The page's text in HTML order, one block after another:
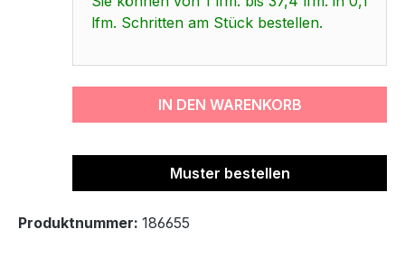
lfm. Schritten am Stück bestellen.
IN DEN WARENKORB
Muster bestellen
Produktnummer: 186655